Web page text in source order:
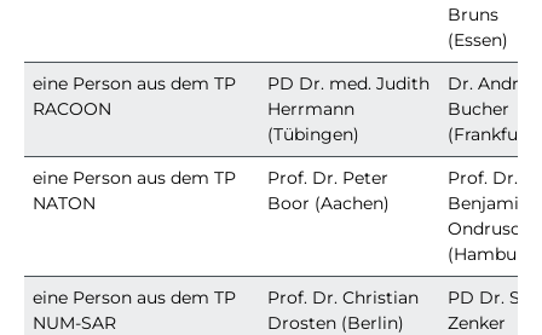
Bruns
(Essen)
eine Person aus dem TP
RACOON
PD Dr. med. Judith
Herrmann
(Tübingen)
Dr.
Bucher
(Frankfurt)
eine Person aus dem TP
NATON
Prof. Dr. Peter
Boor (Aachen)
Prof. Dr.
Benjamin
(Hamburg)
eine Person aus dem TP
NUM-SAR
Prof. Dr. Christian
Drosten (Berlin)
PD Dr.
Zenker